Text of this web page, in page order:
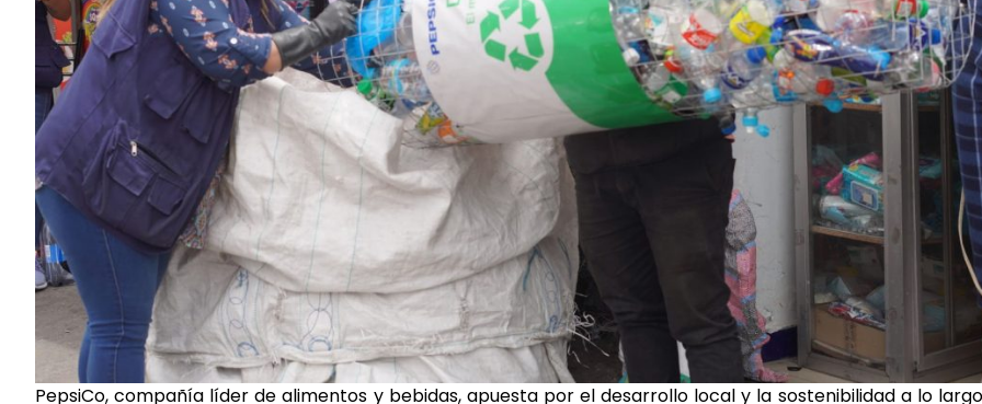
PepsiCo, compañía líder de alimentos y bebidas, apuesta por el desarrollo local y la sostenibilidad a lo